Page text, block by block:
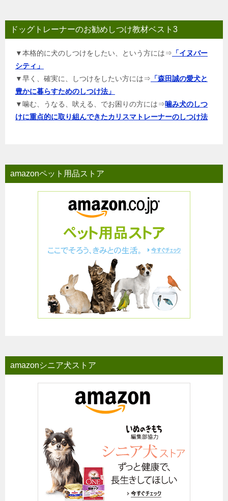
ドッグトレーナーのお勧めしつけ教材ベスト3
▼本格的に犬のしつけをしたい、という方には⇒ 「イヌバー
シティ」
▼早く、確実に、しつけをしたい方には⇒ 「森田誠の愛犬と
豊かに暮らすためのしつけ法」
▼噛む、うなる、吠える、でお困りの方には⇒噛み犬のしつ
けに重点的に取り組んできたカリスマトレーナーのしつけ法
amazonペット用品ストア
amazonシニア犬ストア